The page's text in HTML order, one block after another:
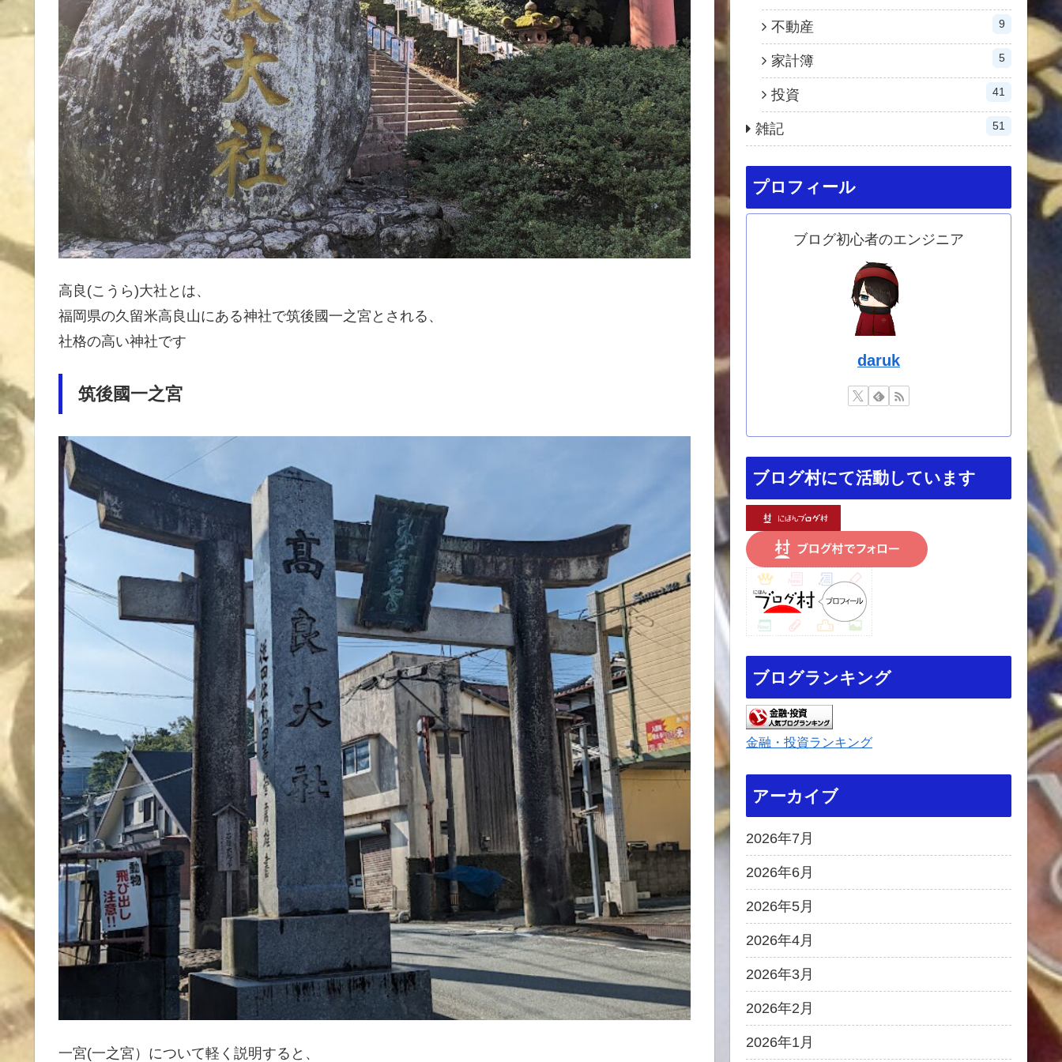
高良(こうら)大社とは、
福岡県の久留米高良山にある神社で筑後國一之宮とされる、
社格の高い神社です
筑後國一之宮
一宮(一之宮）について軽く説明すると、
不動産 9
家計簿 5
投資 41
雑記 51
プロフィール
ブログ初心者のエンジニア
daruk
ブログ村にて活動しています
ブログランキング
金融・投資ランキング
アーカイブ
2026年7月
2026年6月
2026年5月
2026年4月
2026年3月
2026年2月
2026年1月